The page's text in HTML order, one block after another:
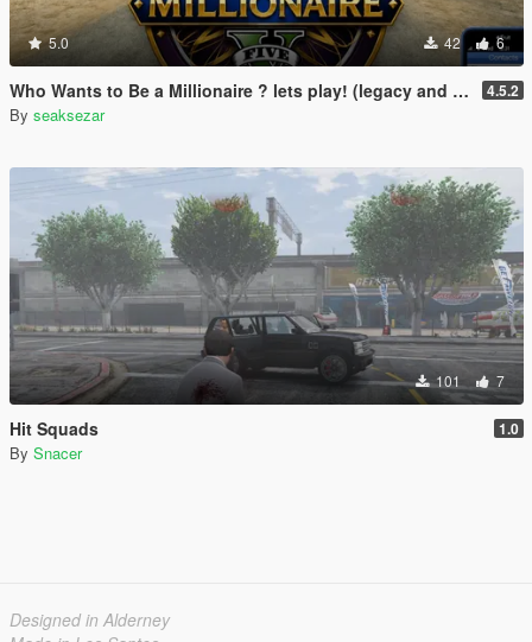
5.0 42 6
Who Wants to Be a Millionaire ? lets play! (legacy and enhanced) 4.5.2
By seaksezar
101 7
Hit Squads 1.0
By Snacer
Designed in Alderney